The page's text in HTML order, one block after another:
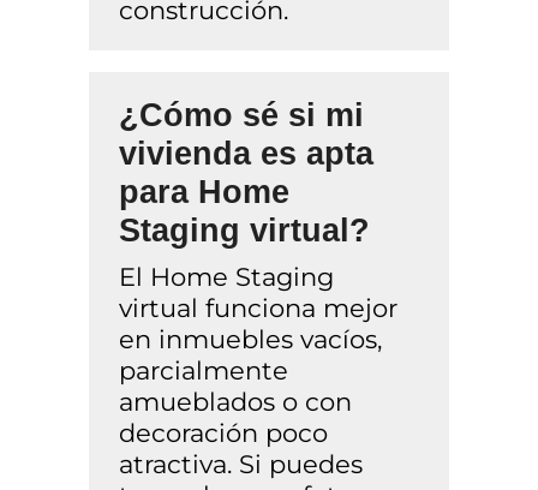
construcción.
¿Cómo sé si mi
vivienda es apta
para Home
Staging virtual?
El Home Staging
virtual funciona mejor
en inmuebles vacíos,
parcialmente
amueblados o con
decoración poco
atractiva. Si puedes